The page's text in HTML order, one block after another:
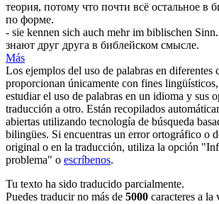
теория, потому что почти всё остальное в
по форме.
- sie kennen sich auch mehr im biblischen Sinn.
знают друг друга в библейском смысле.
Más
Los ejemplos del uso de palabras en diferentes
proporcionan únicamente con fines lingüísticos,
estudiar el uso de palabras en un idioma y sus
traducción a otro. Están recopilados
abiertas utilizando tecnología de búsqueda
bilingües. Si encuentras un error ortográfico o
original o en la traducción, utiliza la opción
problema" o escríbenos.
Tu texto ha sido traducido parcialmente.
Puedes traducir no más de 5000 caracteres a la